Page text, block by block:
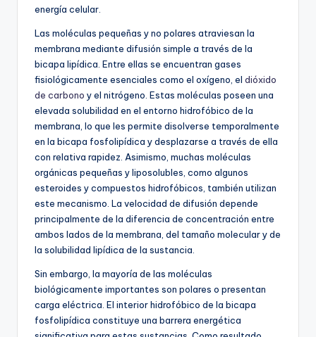
energía celular.
Las moléculas pequeñas y no polares atraviesan la
membrana mediante difusión simple a través de la
bicapa lipídica. Entre ellas se encuentran gases
fisiológicamente esenciales como el oxígeno, el dióxido
de carbono y el nitrógeno. Estas moléculas poseen una
elevada solubilidad en el entorno hidrofóbico de la
membrana, lo que les permite disolverse temporalmente
en la bicapa fosfolipídica y desplazarse a través de ella
con relativa rapidez. Asimismo, muchas moléculas
orgánicas pequeñas y liposolubles, como algunos
esteroides y compuestos hidrofóbicos, también utilizan
este mecanismo. La velocidad de difusión depende
principalmente de la diferencia de concentración entre
ambos lados de la membrana, del tamaño molecular y de
la solubilidad lipídica de la sustancia.
Sin embargo, la mayoría de las moléculas
biológicamente importantes son polares o presentan
carga eléctrica. El interior hidrofóbico de la bicapa
fosfolipídica constituye una barrera energética